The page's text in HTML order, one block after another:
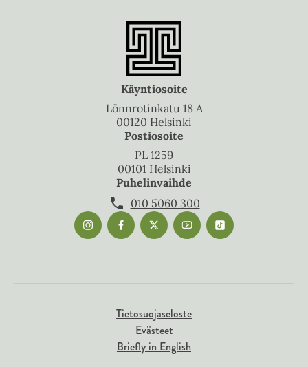
Käyntiosoite
Lönnrotinkatu 18 A
00120 Helsinki
Postiosoite
PL 1259
00101 Helsinki
Puhelinvaihde
010 5060 300
Tietosuojaseloste
Evästeet
Briefly in English